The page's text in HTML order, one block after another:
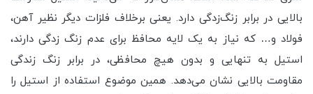
بالایی در برابر زنگ‌زدگی دارد. یعنی برخلاف فلزات دیگر نظیر آهن،
فولاد و… که نیاز به یک لایه محافظ برای عدم زنگ زدگی دارند،‌
استیل به تنهایی و بدون هیچ محافظی،‌ در برابر زنگ زندگی
مقاومت بالایی نشان می‌دهد. همین موضوع استفاده از استیل را